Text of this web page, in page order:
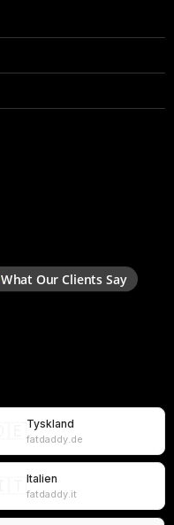
What Our Clients Say
Tyskland
fatdaddy.de
Italien
fatdaddy.it